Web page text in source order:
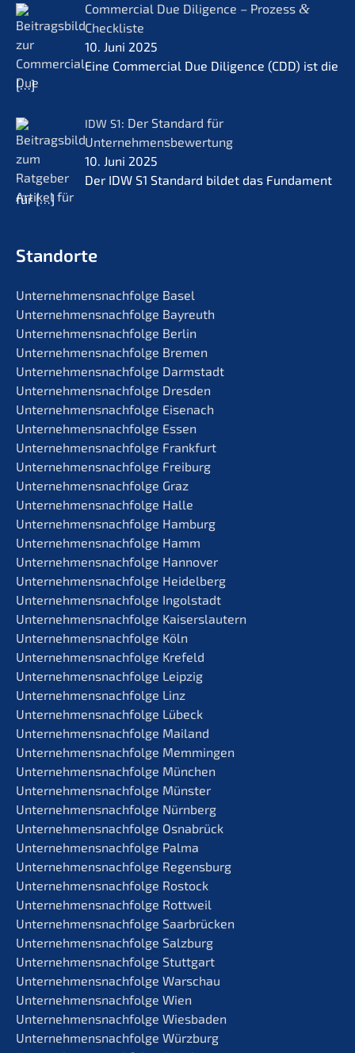
Commer­cial Due Diligence – Prozess &
Checkliste
10. Juni 2025
Eine Commer­cial Due Diligence (CDD) ist die
[…]
IDW S1: Der Standard für
Unternehmensbewertung
10. Juni 2025
Der IDW S1 Standard bildet das Funda­ment
für[…]
Standorte
Unternehmens­nachfolge Basel
Unternehmens­nachfolge Bayreuth
Unternehmens­nachfolge Berlin
Unternehmens­nachfolge Bremen
Unternehmens­nachfolge Darmstadt
Unternehmens­nachfolge Dresden
Unternehmens­nachfolge Eisenach
Unternehmens­nachfolge Essen
Unternehmens­nachfolge Frankfurt
Unternehmens­nachfolge Freiburg
Unternehmens­nachfolge Graz
Unternehmens­nachfolge Halle
Unternehmens­nachfolge Hamburg
Unternehmens­nachfolge Hamm
Unternehmens­nachfolge Hannover
Unternehmens­nachfolge Heidelberg
Unternehmens­nachfolge Ingolstadt
Unternehmens­nachfolge Kaiserslautern
Unternehmens­nachfolge Köln
Unternehmens­nachfolge Krefeld
Unternehmens­nachfolge Leipzig
Unternehmens­nachfolge Linz
Unternehmens­nachfolge Lübeck
Unternehmens­nachfolge Mailand
Unternehmens­nachfolge Memmingen
Unternehmens­nachfolge München
Unternehmens­nachfolge Münster
Unternehmens­nachfolge Nürnberg
Unternehmens­nachfolge Osnabrück
Unternehmens­nachfolge Palma
Unternehmens­nachfolge Regensburg
Unternehmens­nachfolge Rostock
Unternehmens­nachfolge Rottweil
Unternehmens­nachfolge Saarbrücken
Unternehmens­nachfolge Salzburg
Unternehmens­nachfolge Stuttgart
Unternehmens­nachfolge Warschau
Unternehmens­nachfolge Wien
Unternehmens­nachfolge Wiesbaden
Unternehmens­nachfolge Würzburg